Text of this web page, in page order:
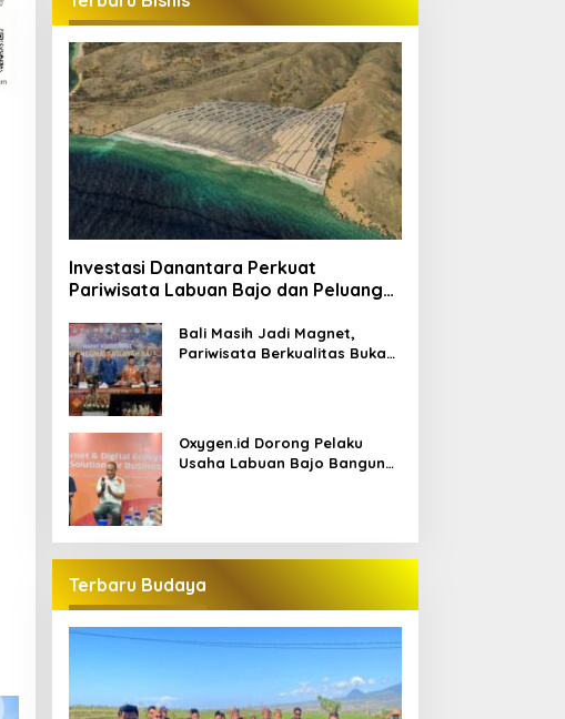
Investasi Danantara Perkuat
Pariwisata Labuan Bajo dan Peluang
Bali Masih Jadi Magnet,
Pariwisata Berkualitas Buka
Oxygen.id Dorong Pelaku
Usaha Labuan Bajo Bangun
Terbaru Budaya